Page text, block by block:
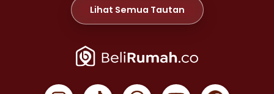
Properti Dijual di Meruya >
Properti Dijual di Jelambar >
Properti Dijual di Jakarta Pusat >
Properti Dijual di Gambir >
Lihat Semua Tautan